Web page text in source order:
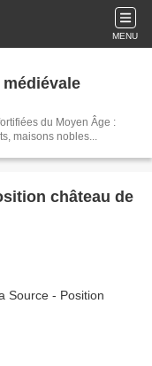
MENU
du Moyen Âge :
maisons nobles...
château de